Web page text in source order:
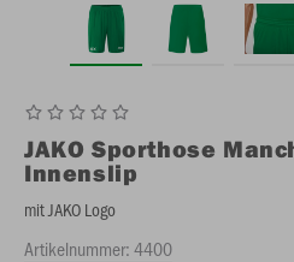
JAKO Sporthose
Innenslip
mit JAKO Logo
Artikelnummer:4400